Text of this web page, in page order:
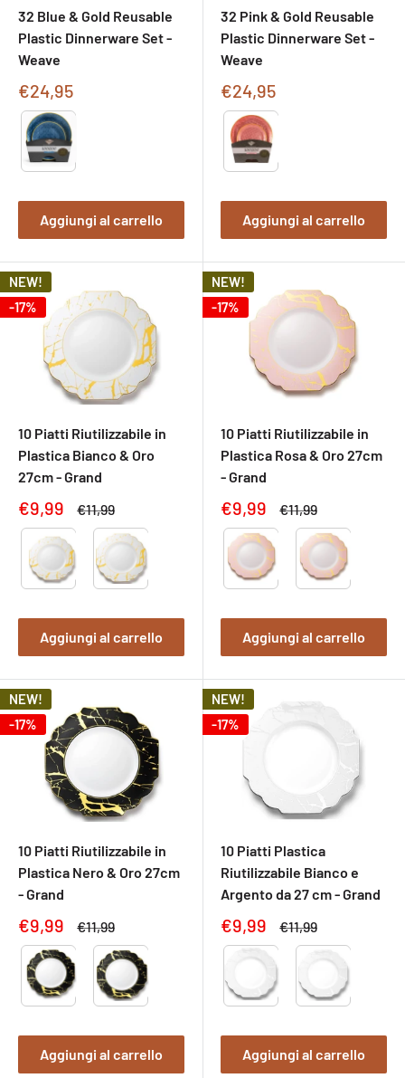
32 Blue & Gold Reusable
Plastic Dinnerware Set -
Weave
Prezzo
di
vendita
€24,95
Type
Aggiungi al carrello
32 Pink & Gold Reusable
Plastic Dinnerware Set -
Weave
Prezzo
di
vendita
€24,95
Type
Aggiungi al carrello
NEW!
-17%
10 Piatti Riutilizzabile in
Plastica Bianco & Oro
27cm - Grand
Prezzo
di
vendita
€9,99
Prezzo
€11,99
Type
Aggiungi al carrello
NEW!
-17%
10 Piatti Riutilizzabile in
Plastica Rosa & Oro 27cm
- Grand
Prezzo
di
vendita
€9,99
Prezzo
€11,99
Type
Aggiungi al carrello
NEW!
-17%
10 Piatti Riutilizzabile in
Plastica Nero & Oro 27cm
- Grand
Prezzo
di
vendita
€9,99
Prezzo
€11,99
Type
Aggiungi al carrello
NEW!
-17%
10 Piatti Plastica
Riutilizzabile Bianco e
Argento da 27 cm - Grand
Prezzo
di
vendita
€9,99
Prezzo
€11,99
Aggiungi al carrello